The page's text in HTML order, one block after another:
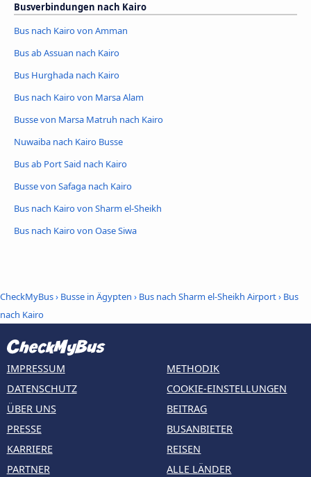
Busverbindungen nach Kairo
Bus nach Kairo von Amman
Bus ab Assuan nach Kairo
Bus Hurghada nach Kairo
Bus nach Kairo von Marsa Alam
Busse von Marsa Matruh nach Kairo
Nuwaiba nach Kairo Busse
Bus ab Port Said nach Kairo
Busse von Safaga nach Kairo
Bus nach Kairo von Sharm el-Sheikh
Bus nach Kairo von Oase Siwa
CheckMyBus› Busse in Ägypten › Bus nach Sharm el-Sheikh Airport› Bus
nach Kairo
IMPRESSUM
DATENSCHUTZ
ÜBER UNS
PRESSE
KARRIERE
PARTNER
METHODIK
COOKIE-EINSTELLUNGEN
BEITRAG
BUSANBIETER
REISEN
ALLE LÄNDER